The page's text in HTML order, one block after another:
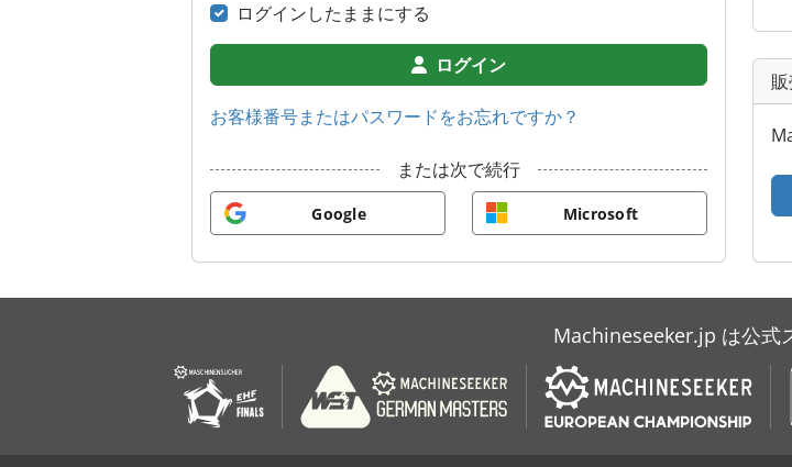
ログインしたままにする
ログイン
お客様番号またはパスワードをお忘れですか？
または次で続行
Google Microsoft
Machineseeker.jp は公式